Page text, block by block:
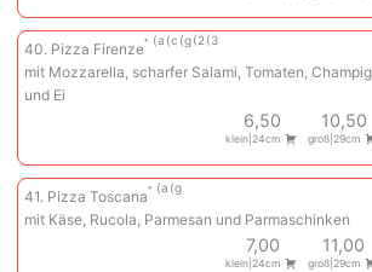
40. Pizza Firenze
a c g 2 3
mit Mozzarella, scharfer Salami, Tomaten,
und Ei
6,50
klein|24cm
10,50
groß|29cm
41. Pizza Toscana
a g
mit Käse, Rucola, Parmesan und Parmaschinken
7,00
klein|24cm
11,00
groß|29cm